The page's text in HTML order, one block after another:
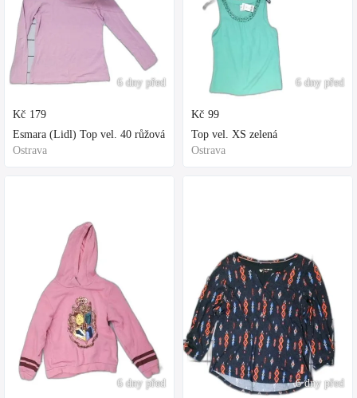
6 dny před
Kč 179
Esmara (Lidl) Top vel. 40 růžová
Ostrava
6 dny před
6 dny před
Kč 99
Top vel. XS zelená
Ostrava
6 dny před